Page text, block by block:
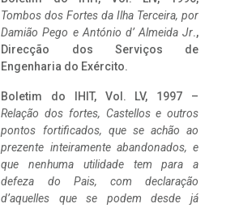
Tombos dos Fortes da Ilha Terceira, por
Damião Pego e António d’ Almeida Jr.,
Direcção dos Serviços de
Engenharia do Exército.
Boletim do IHIT, Vol. LV, 1997 –
Relação dos fortes, Castellos e outros
pontos fortificados, que se achão ao
prezente inteiramente abandonados, e
que nenhuma utilidade tem para a
defeza do Pais, com declaração
d’aquelles que se podem desde já